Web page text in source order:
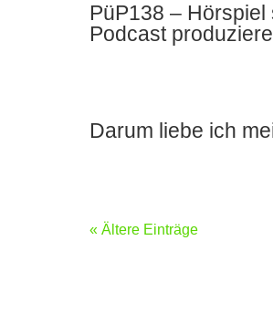
PüP138 –
Podcast
Darum liebe ich
« Ältere Einträge